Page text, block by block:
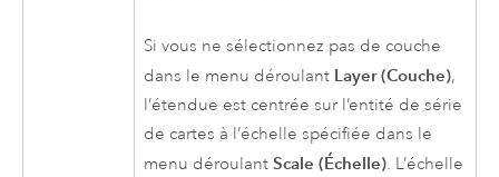
Si vous ne sélectionnez pas de couche
dans le menu déroulant Layer (Couche),
l’étendue est centrée sur l’entité de série
de cartes à l’échelle spécifiée dans le
menu déroulantScale (Échelle). L’échelle